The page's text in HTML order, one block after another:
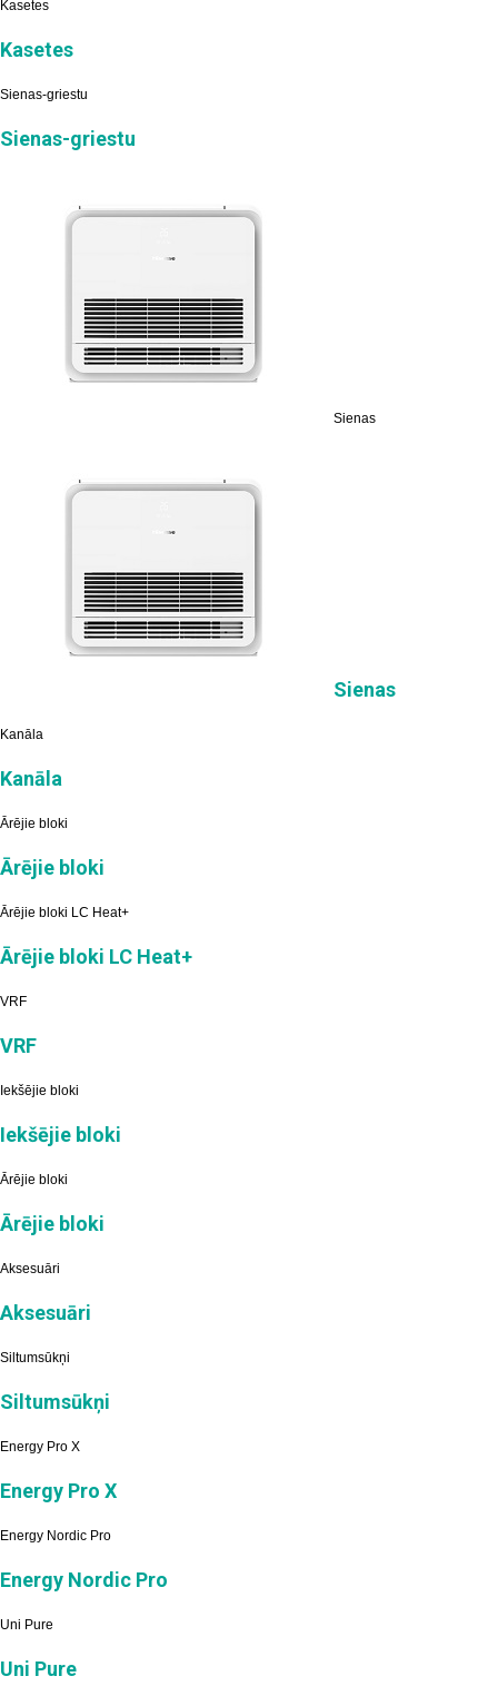
Kasetes
Kasetes
Sienas-griestu
Sienas-griestu
Sienas
Sienas
Kanāla
Kanāla
Ārējie bloki
Ārējie bloki
Ārējie bloki LC Heat+
Ārējie bloki LC Heat+
VRF
VRF
Iekšējie bloki
Iekšējie bloki
Ārējie bloki
Ārējie bloki
Aksesuāri
Aksesuāri
Siltumsūkņi
Siltumsūkņi
Energy Pro X
Energy Pro X
Energy Nordic Pro
Energy Nordic Pro
Uni Pure
Uni Pure